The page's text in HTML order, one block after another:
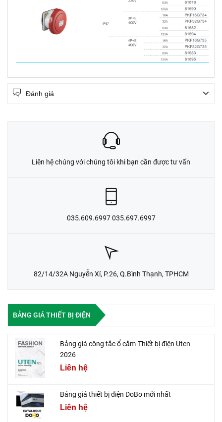
Đánh giá
Liên hệ chúng với chúng tôi khi bạn cần được tư vấn
035.609.6997 035.697.6997
82/14/32A Nguyễn Xí, P.26, Q.Bình Thạnh, TPHCM
BẢNG GIÁ THIẾT BỊ ĐIỆN
Bảng giá công tắc ổ cắm-Thiết bị điện Uten
2026
Liên hệ
Bảng giá thiết bị điện DoBo mới nhất
Liên hệ